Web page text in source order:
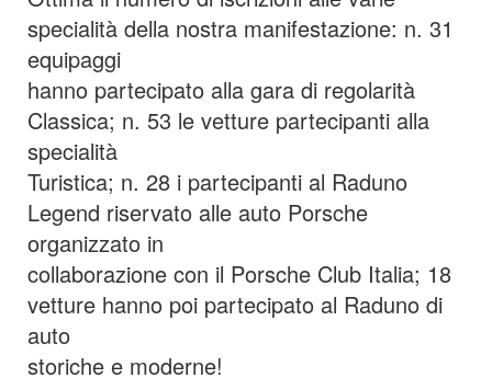
specialità della nostra manifestazione: n. 31
equipaggi
hanno partecipato alla gara di regolarità
Classica; n. 53 le vetture partecipanti alla
specialità
Turistica; n. 28 i partecipanti al Raduno
Legend riservato alle auto Porsche
organizzato in
collaborazione con il Porsche Club Italia; 18
vetture hanno poi partecipato al Raduno di
auto
storiche e moderne!